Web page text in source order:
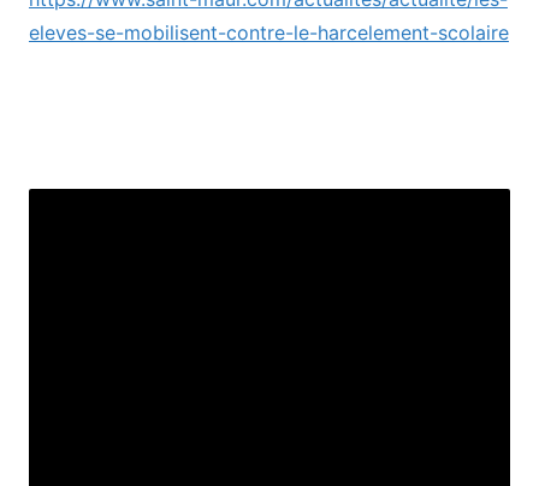
eleves-se-mobilisent-contre-le-harcelement-scolaire